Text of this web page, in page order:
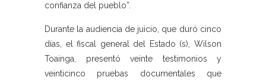
confianza del pueblo”.
Durante la audiencia de juicio, que duró cinco
días, el fiscal general del Estado (s), Wilson
Toainga, presentó veinte testimonios y
veinticinco pruebas documentales que